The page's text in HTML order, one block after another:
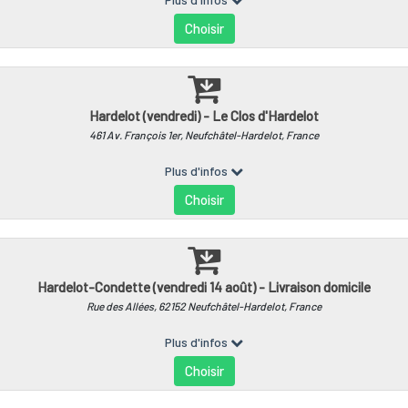
les Iles Anglo-Normandes, les débarques s'effectuent
passent ensuite dans nos bassins à Cherbourg-En-